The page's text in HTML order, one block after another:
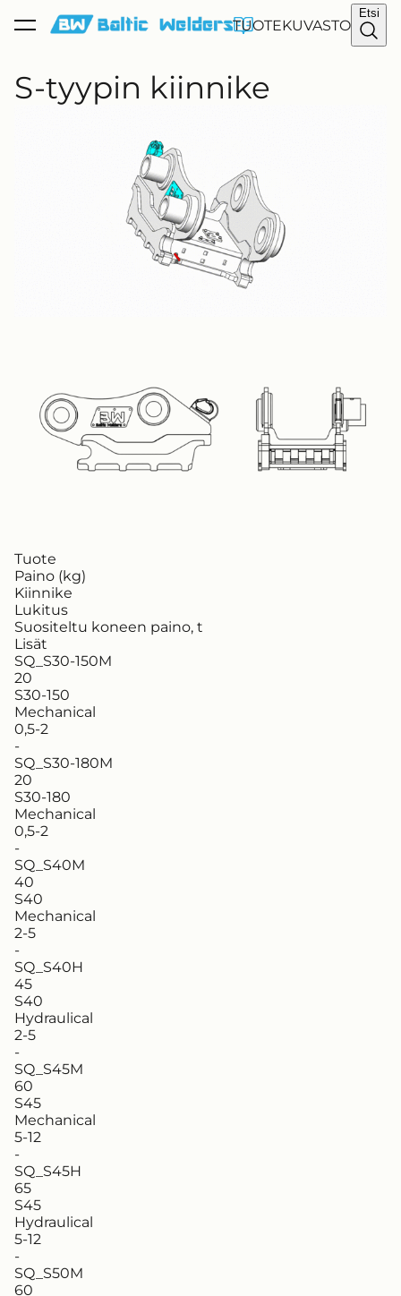
TUOTEKUVASTO
Etsi
on lisätty
Katso ostoskoria
S-tyypin kiinnike
Tuote
Paino (kg)
Kiinnike
Lukitus
Suositeltu koneen paino, t
Lisät
SQ_S30-150M
20
S30-150
Mechanical
0,5-2
-
SQ_S30-180M
20
S30-180
Mechanical
0,5-2
-
SQ_S40M
40
S40
Mechanical
2-5
-
SQ_S40H
45
S40
Hydraulical
2-5
-
SQ_S45M
60
S45
Mechanical
5-12
-
SQ_S45H
65
S45
Hydraulical
5-12
-
SQ_S50M
60